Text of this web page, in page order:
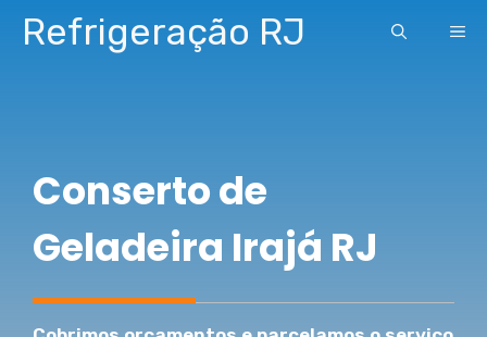
Pular
paraRefrigeração RJ
Conserto de
Geladeira Irajá RJ